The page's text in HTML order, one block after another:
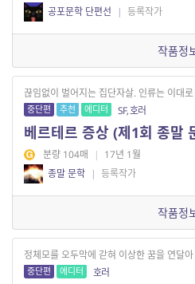
공포문학 단편선
| 등록작가
작품정
끊임없이 벌어지는 집단자살. 인류는 이대
중단편 추천 에디터 SF, 호러
베르테르 증상 (제1회 종말
분량 104매 | 17년 1월
종말 문학 | 등록작가
작품정
정체모를 오두막에 갇혀 이상한 꿈을 연달아
중단편 에디터 호러